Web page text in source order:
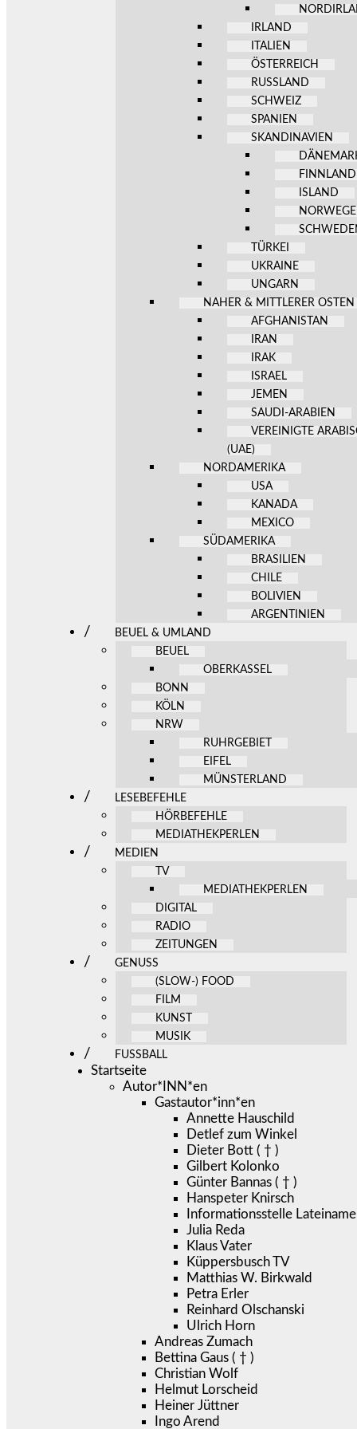
IRLAND
ITALIEN
ÖSTERREICH
RUSSLAND
SCHWEIZ
SPANIEN
SKANDINAVIEN
FINNLAND
ISLAND
TÜRKEI
UKRAINE
UNGARN
NAHER & MITTLERER OSTEN
AFGHANISTAN
IRAN
IRAK
ISRAEL
JEMEN
SAUDI-ARABIEN
VEREINIGTE
(UAE)
NORDAMERIKA
USA
KANADA
MEXICO
SÜDAMERIKA
BRASILIEN
CHILE
BOLIVIEN
ARGENTINIEN
BEUEL & UMLAND
BEUEL
OBERKASSEL
BONN
KÖLN
NRW
RUHRGEBIET
EIFEL
MÜNSTERLAND
LESEBEFEHLE
HÖRBEFEHLE
MEDIATHEKPERLEN
MEDIEN
TV
MEDIATHEKPERLEN
DIGITAL
RADIO
ZEITUNGEN
GENUSS
(SLOW-) FOOD
FILM
KUNST
MUSIK
FUSSBALL
Startseite
Autor*INN*en
Gastautor*inn*en
Annette Hauschild
Detlef zum Winkel
Dieter Bott ( † )
Gilbert Kolonko
Günter Bannas ( † )
Hanspeter Knirsch
Informationsstelle
Julia Reda
Klaus Vater
Küppersbusch TV
Matthias W. Birkwald
Petra Erler
Reinhard Olschanski
Ulrich Horn
Andreas Zumach
Bettina Gaus ( † )
Christian Wolf
Helmut Lorscheid
Heiner Jüttner
Ingo Arend